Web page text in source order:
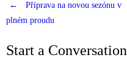
Post
navigation
←
Příprava na novou sezónu v
plném proudu
Start a Conversation